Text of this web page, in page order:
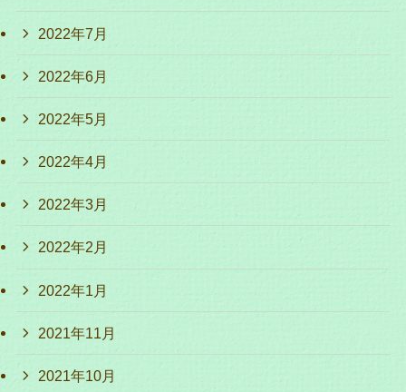
2022年7月
2022年6月
2022年5月
2022年4月
2022年3月
2022年2月
2022年1月
2021年11月
2021年10月